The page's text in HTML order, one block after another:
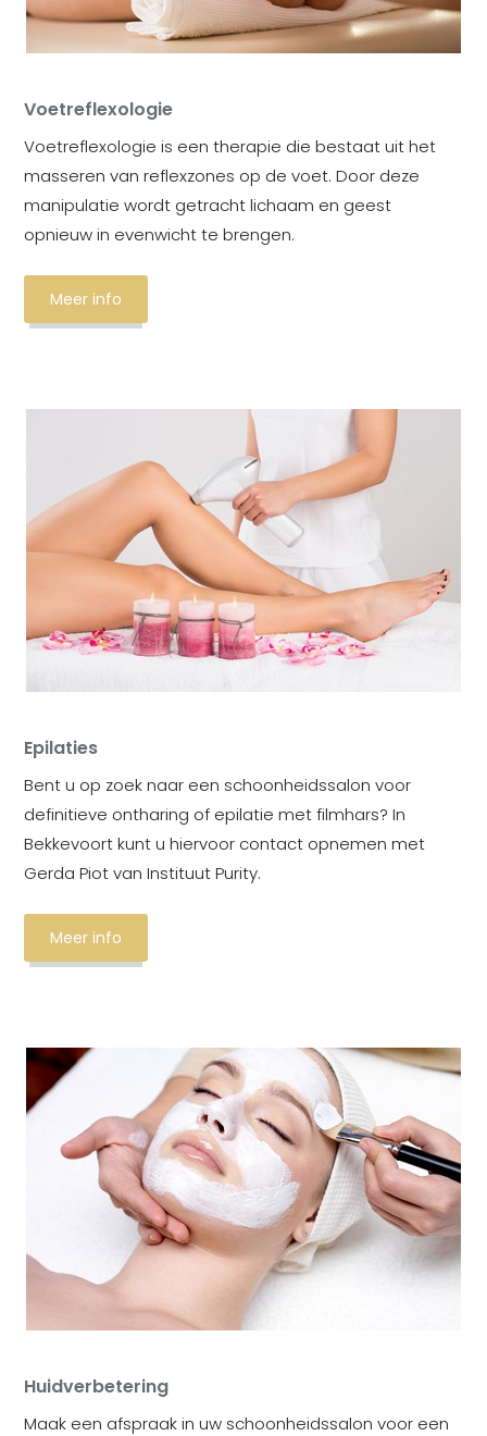
Voetreflexologie
Voetreflexologie is een therapie die bestaat uit het
masseren van reflexzones op de voet. Door deze
manipulatie wordt getracht lichaam en geest
opnieuw in evenwicht te brengen.
Meer info
Epilaties
Bent u op zoek naar een schoonheidssalon voor
definitieve ontharing of epilatie met filmhars? In
Bekkevoort kunt u hiervoor contact opnemen met
Gerda Piot van Instituut Purity.
Meer info
Huidverbetering
Maak een afspraak in uw schoonheidssalon voor een